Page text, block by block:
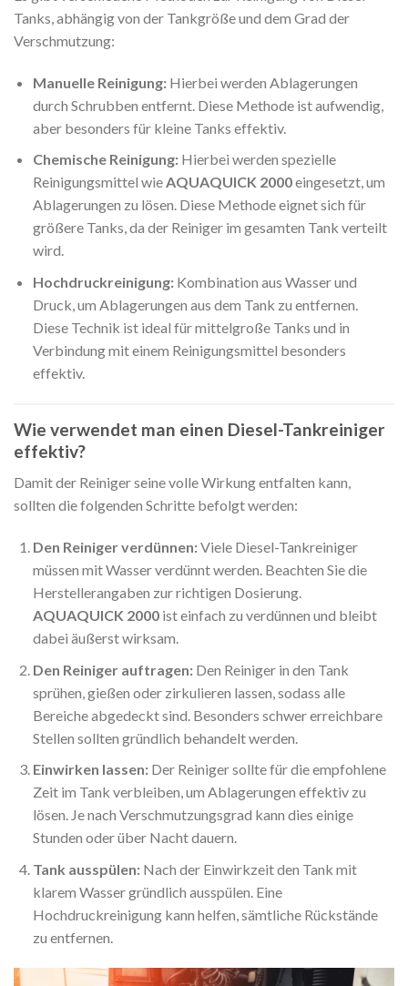
Tanks, abhängig von der Tankgröße und dem Grad der
Verschmutzung:
Manuelle Reinigung:Hierbei werden Ablagerungen
durch Schrubben entfernt. Diese Methode ist aufwendig,
aber besonders für kleine Tanks effektiv.
Chemische Reinigung:Hierbei werden spezielle
Reinigungsmittel wieAQUAQUICK 2000eingesetzt, um
Ablagerungen zu lösen. Diese Methode eignet sich für
größere Tanks, da der Reiniger im gesamten Tank verteilt
wird.
Hochdruckreinigung:Kombination aus Wasser und
Druck, um Ablagerungen aus dem Tank zu entfernen.
Diese Technik ist ideal für mittelgroße Tanks und in
Verbindung mit einem Reinigungsmittel besonders
effektiv.
Wie verwendet man einen Diesel-Tankreiniger
effektiv?
Damit der Reiniger seine volle Wirkung entfalten kann,
sollten die folgenden Schritte befolgt werden:
Den Reiniger verdünnen:Viele Diesel-Tankreiniger
müssen mit Wasser verdünnt werden. Beachten Sie die
Herstellerangaben zur richtigen Dosierung.
AQUAQUICK 2000ist einfach zu verdünnen und bleibt
dabei äußerst wirksam.
Den Reiniger auftragen:Den Reiniger in den Tank
sprühen, gießen oder zirkulieren lassen, sodass alle
Bereiche abgedeckt sind. Besonders schwer erreichbare
Stellen sollten gründlich behandelt werden.
Einwirken lassen:Der Reiniger sollte für die empfohlene
Zeit im Tank verbleiben, um Ablagerungen effektiv zu
lösen. Je nach Verschmutzungsgrad kann dies einige
Stunden oder über Nacht dauern.
Tank ausspülen:Nach der Einwirkzeit den Tank mit
klarem Wasser gründlich ausspülen. Eine
Hochdruckreinigung kann helfen, sämtliche Rückstände
zu entfernen.